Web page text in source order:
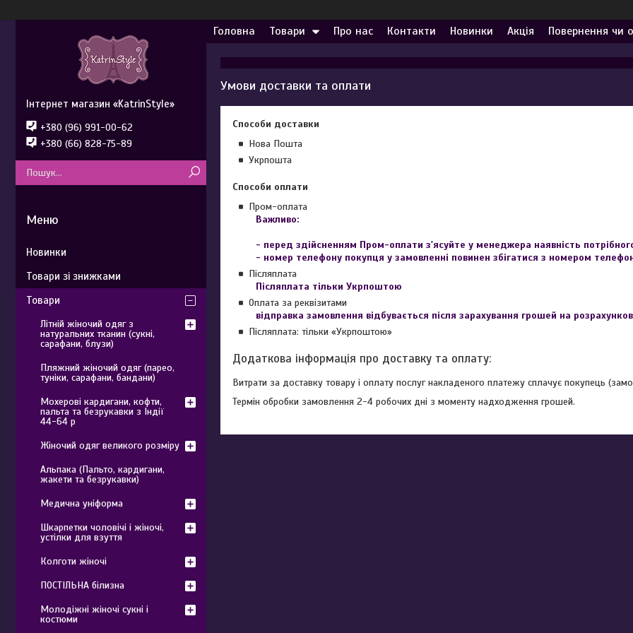
Головна Товари Про нас Контакти Новинки Акція Повернення чи
Умови доставки та оплати
Способи доставки
Нова Пошта
Укрпошта
Способи оплати
Пром-оплата
Важливо:
- перед здійсненням Пром-оплати з'ясуйте у менеджера наявність
- номер телефону покупця у замовленні повинен збігатися з номером
Післяплата
Післяплата тільки Укрпоштою
Оплата за реквізитами
відправка замовлення відбувається після зарахування грошей на
Післяплата: тільки «Укрпоштою»
Витрати за доставку товару і оплату послуг накладеного платежу сплачує покупець
Термін обробки замовлення 2-4 робочих дні з моменту надходження грошей.
Інтернет магазин «KatrinStyle»
+380 (96) 991-00-62
+380 (66) 828-75-89
Новинки
Товари зі знижками
Товари
Літній жіночий одяг з
натуральних тканин (сукні,
сарафани, блузи)
Пляжний жіночий одяг (парео,
туніки, сарафани, бандани)
Мохерові кардигани, кофти,
пальта та безрукавки з Індії
44-64 р
Жіночий одяг великого розміру
Альпака (Пальто, кардигани,
жакети та безрукавки)
Медична уніформа
Шкарпетки чоловічі і жіночі,
устілки для взуття
Колготи жіночі
ПОСТІЛЬНА білизна
Молодіжні жіночі сукні і
костюми